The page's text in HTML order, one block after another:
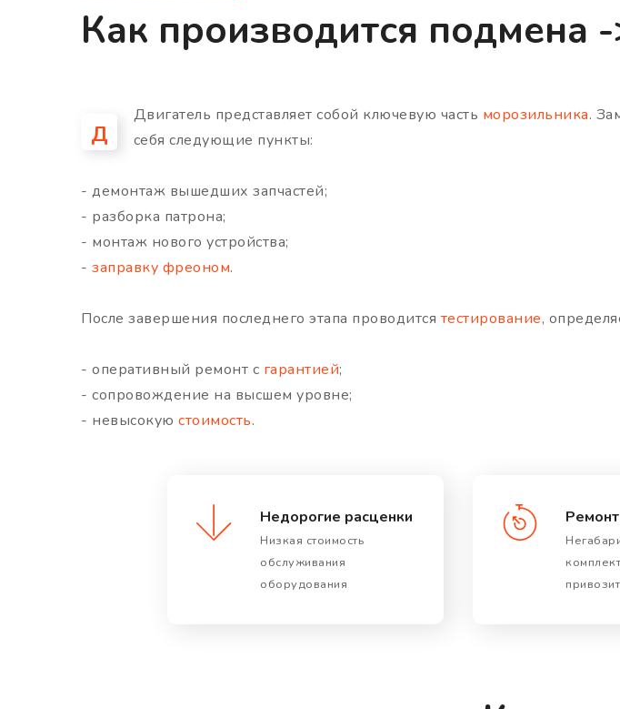
Как производится подмена
Д
Двигатель представляет собой ключевую часть морозильника.
себя следующие пункты:
- демонтаж вышедших запчастей;
- разборка патрона;
- монтаж нового устройства;
- заправку фреоном.
После завершения последнего этапа проводится тестирование,
- оперативный ремонт с гарантией;
- сопровождение на высшем уровне;
- невысокую стоимость.
Недорогие расценки
Низкая стоимость
обслуживания
оборудования